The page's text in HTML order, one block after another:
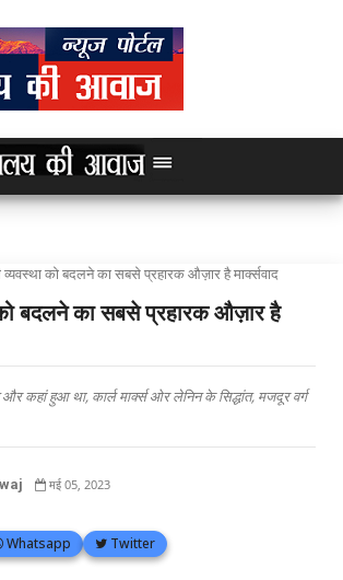
व्यवस्था को बदलने का सबसे प्रहारक औज़ार है मार्क्सवाद
बदलने का सबसे प्रहारक औज़ार है
और कहां हुआ था, कार्ल मार्क्स ओर लेनिन के सिद्धांत, मजदूर वर्ग
मई 05, 2023
Whatsapp Twitter